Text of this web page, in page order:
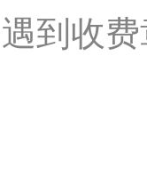
遇到收